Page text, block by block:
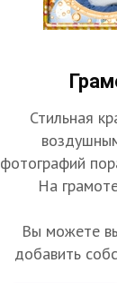
Стильная
фотографий
На
Вы можете
добавить